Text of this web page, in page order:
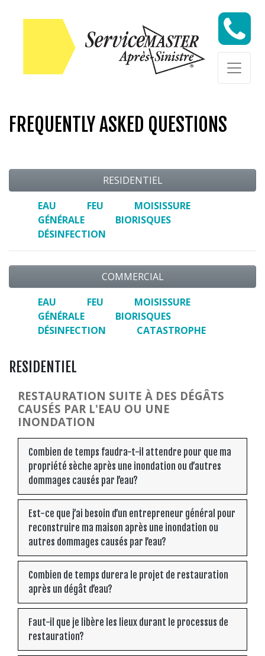
Skip to content
Skip to content
FREQUENTLY ASKED QUESTIONS
RESIDENTIEL
EAU
FEU
MOISISSURE
GÉNÉRALE
BIORISQUES
DÉSINFECTION
COMMERCIAL
EAU
FEU
MOISISSURE
GÉNÉRALE
BIORISQUES
DÉSINFECTION
CATASTROPHE
RESIDENTIEL
RESTAURATION SUITE À DES DÉGÂTS
CAUSÉS PAR L'EAU OU UNE
INONDATION
Combien de temps faudra-t-il attendre pour que ma
propriété sèche après une inondation ou d’autres
dommages causés par l’eau?
Est-ce que j’ai besoin d’un entrepreneur général pour
reconstruire ma maison après une inondation ou
autres dommages causés par l’eau?
Combien de temps durera le projet de restauration
après un dégât d’eau?
Faut-il que je libère les lieux durant le processus de
restauration?